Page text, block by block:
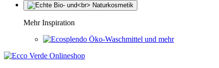
Mehr Inspiration
Öko-Waschmittel und mehr